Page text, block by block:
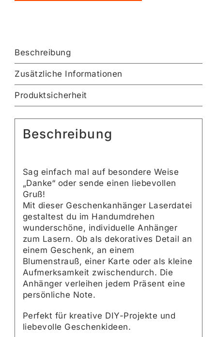
Beschreibung
Zusätzliche Informationen
Produktsicherheit
Beschreibung
Sag einfach mal auf besondere Weise
„Danke“ oder sende einen liebevollen
Gruß!
Mit dieser Geschenkanhänger Laserdatei
gestaltest du im Handumdrehen
wunderschöne, individuelle Anhänger
zum Lasern. Ob als dekoratives Detail an
einem Geschenk, an einem
Blumenstrauß, einer Karte oder als kleine
Aufmerksamkeit zwischendurch. Die
Anhänger verleihen jedem Präsent eine
persönliche Note.
Perfekt für kreative DIY-Projekte und
liebevolle Geschenkideen.